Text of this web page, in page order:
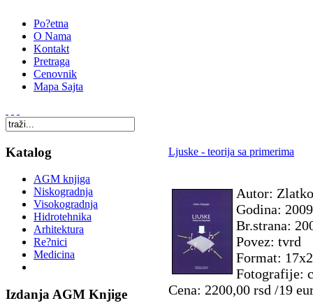
Po?etna
O Nama
Kontakt
Pretraga
Cenovnik
Mapa Sajta
Katalog
AGM knjiga
Niskogradnja
Visokogradnja
Hidrotehnika
Arhitektura
Re?nici
Medicina
Izdanja AGM Knjige
Ljuske - teorija sa primerima
Autor:
Godina:
Br.strana:
Povez: tvrd
Format:
Fotografije:
Cena: 2200,00 rsd /19